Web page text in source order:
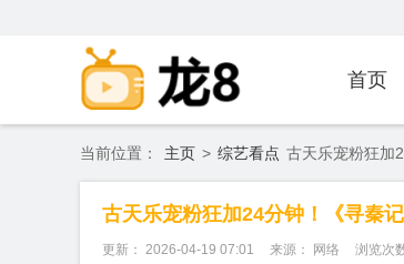
首页
当前位置： 主页 > 综艺看点 古天乐宠粉狂加
古天乐宠粉狂加24分钟！《寻秦
更新： 2026-04-19 07:01 来源： 网络 浏览次